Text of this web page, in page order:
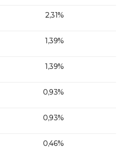
2,31%
1,39%
1,39%
0,93%
0,93%
0,46%